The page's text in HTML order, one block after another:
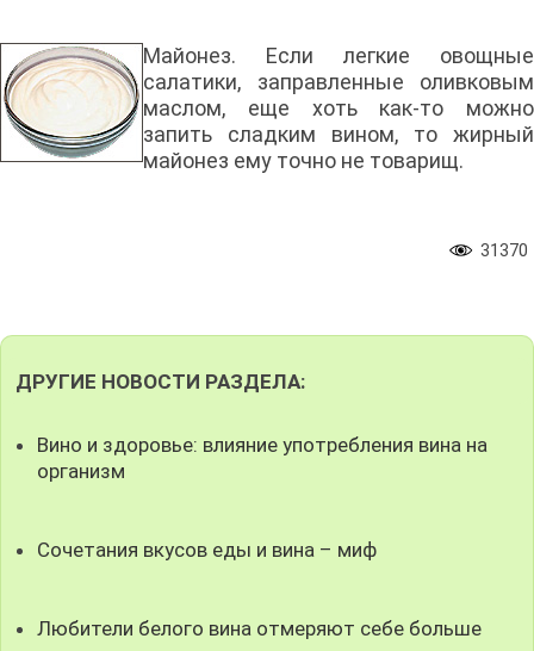
Майонез. Если легкие овощные
салатики, заправленные оливковым
маслом, еще хоть как-то можно
запить сладким вином, то жирный
майонез ему точно не товарищ.
31370
ДРУГИЕ НОВОСТИ РАЗДЕЛА:
Вино и здоровье: влияние употребления вина на
организм
Сочетания вкусов еды и вина – миф
Любители белого вина отмеряют себе больше